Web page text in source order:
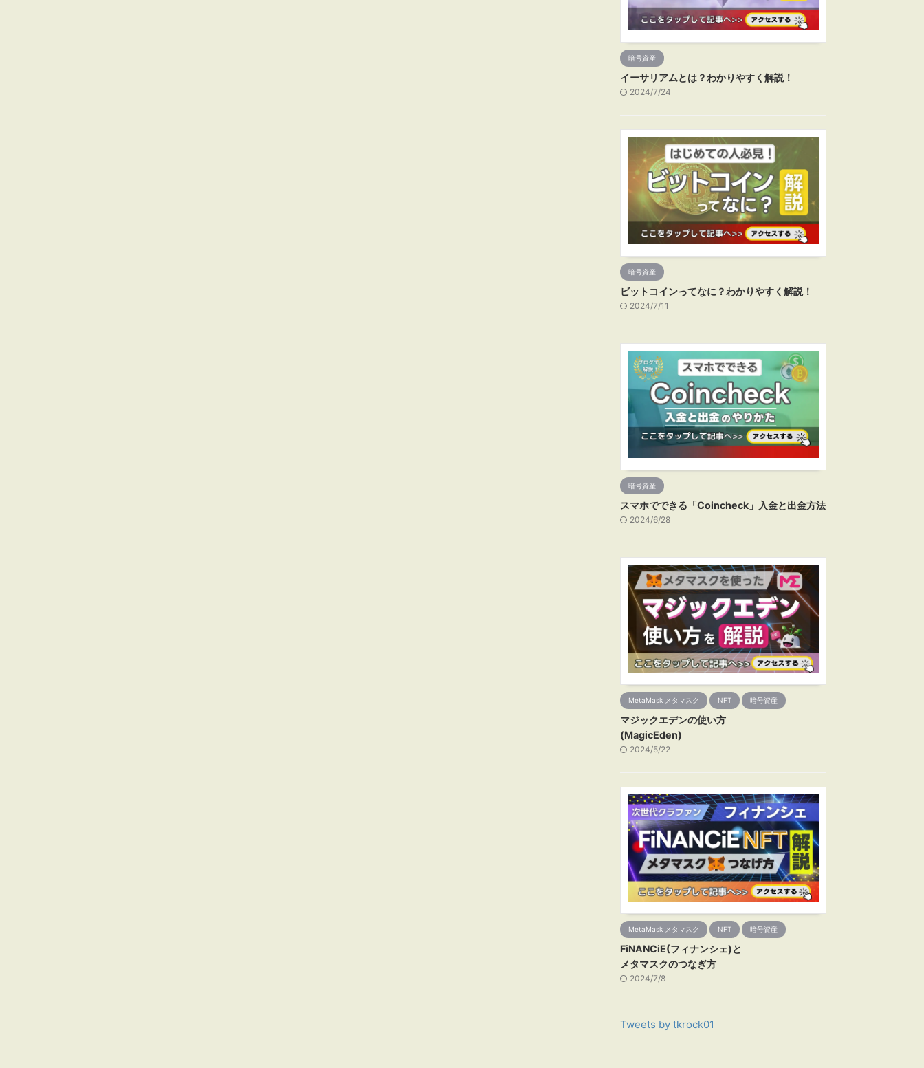
暗号資産
イーサリアムとは？わかりやすく解説！
2024/7/24
暗号資産
ビットコインってなに？わかりやすく解説！
2024/7/11
暗号資産
スマホでできる「Coincheck」入金と出金方法
2024/6/28
MetaMask メタマスク NFT 暗号資産
マジックエデンの使い方
(MagicEden)
2024/5/22
MetaMask メタマスク NFT 暗号資産
FiNANCiE(フィナンシェ)と
メタマスクのつなぎ方
2024/7/8
Tweets by tkrock01